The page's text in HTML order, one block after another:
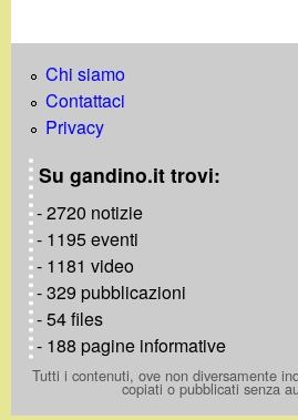
n
o Chi siamo
Contattaci
Privacy
Su gandino.it trovi:
- 2720 notizie
- 1195 eventi
- 1181 video
- 329 pubblicazioni
- 54 files
- 188 pagine informative
Tutti i contenuti, ove non diversamente
copiati o pubblicati senza